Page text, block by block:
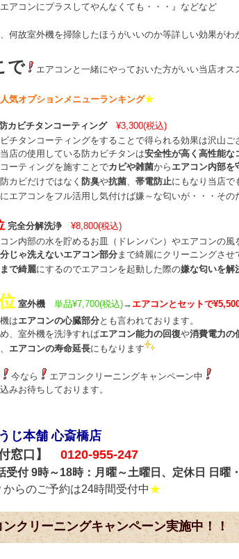
エアコンにプラスしてやんなくても・・・』などなど
何故室外機を掃除したほうがいいのか等詳しい効果が
で エアコンと一緒にやっておいた方がいい当店オ
気オプションメニューランキング★
防カビチタンコーティング
¥3,300(税込)
チタンコーティングをすることで得られる効果は沢山ご
店の使用している防カビチタンは安全性が高く高性能な
ーティングを施すことでカビや雑菌から エアコン内部を
カビだけではなく 防臭や抗菌、 帯電防止にもなり当店で
エアコンをフル活用し気付けば嫌～な匂いが・・・そ
完全分解洗浄
¥8,800(税込)
ン内部の水を貯めるお皿（ドレンパン）やエアコンの風
じゃ洗えないエアコン部分まで綺麗にクリーニングさせ
で綺麗にするのでエアコンを起動した際の嫌な匂いを解
室外機 単品¥7,700(税込)→ エアコンとセットで
はエアコンの心臓部分とも言われております。
、室外機を洗浄すればエアコン能力の回復や消費電力の
エアコンの寿命延長にもなります
今なら
エアコンクリーニングキャンペーン中
みお待ちしております。
じ本舗 心斎橋店
付窓口】 0120-955-247
受付 9時～18時：月曜～土曜日、定休日 日曜
からのご予約は24時間受付中★
ンクリーニングキャンペーン実施中！！